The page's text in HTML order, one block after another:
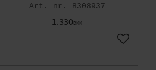
favorit
8308937
1.330DKK
Gem